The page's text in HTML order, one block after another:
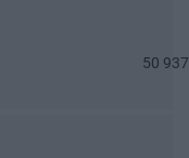
50 937